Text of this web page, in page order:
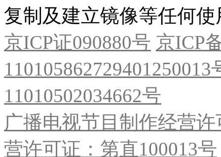
复制及建立镜像等任何使
京ICP证090880号 京ICP
11010502034662号
广播电视节目制作经营
营许可证：第直100013号